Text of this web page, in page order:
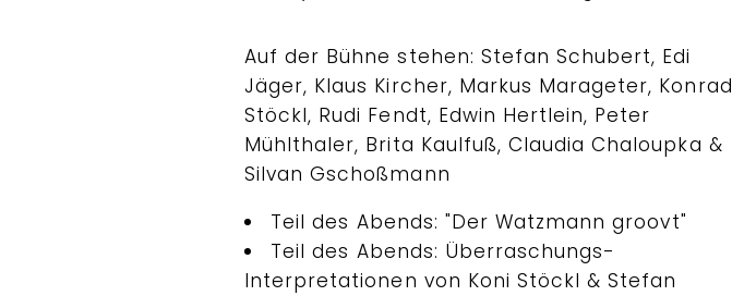
Auf der Bühne stehen: Stefan Schubert, Edi
Jäger, Klaus Kircher, Markus Marageter, Konrad
Stöckl, Rudi Fendt, Edwin Hertlein, Peter
Mühlthaler, Brita Kaulfuß, Claudia Chaloupka &
Silvan Gschoßmann
Teil des Abends: "Der Watzmann groovt"
Teil des Abends: Überraschungs-
Interpretationen von Koni Stöckl & Stefan